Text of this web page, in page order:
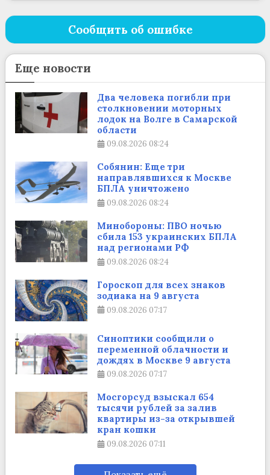
Сообщить об ошибке
Еще новости
Два человека погибли при
столкновении моторных
лодок на Волге в Самарской
области
09.08.2026 08:24
Собянин: Еще три
направлявшихся к Москве
БПЛА уничтожено
09.08.2026 08:24
Минобороны: ПВО ночью
сбила 153 украинских БПЛА
над регионами РФ
09.08.2026 08:24
Гороскоп для всех знаков
зодиака на 9 августа
09.08.2026 07:17
Синоптики сообщили о
переменной облачности и
дождях в Москве 9 августа
09.08.2026 07:17
Мосгорсуд взыскал 654
тысячи рублей за залив
квартиры из-за открывшей
кран кошки
09.08.2026 07:11